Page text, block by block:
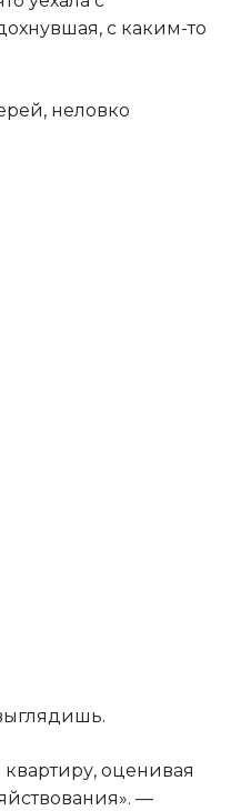
с каким-то
неловко
оценивая
—